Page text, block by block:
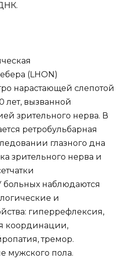
(LHON)
нарастающей слепотой
лет, вызванной
зрительного нерва. В
ретробульбарная
глазного дна
зрительного нерва и
больных наблюдаются
и
гиперрефлексия,
координации,
тремор.
мужского пола.